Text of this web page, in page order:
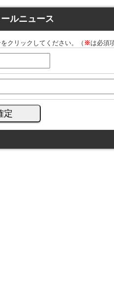
ルニュース
クリックしてください。（ ※は必須